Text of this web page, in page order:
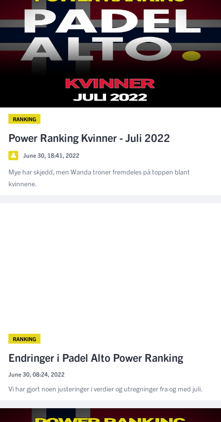
RANKING
Power Ranking Kvinner - Juli 2022
👤 June 30, 18:41, 2022
Mye har skjedd, men Wanda troner fremdeles på toppen blant
kvinnene.
RANKING
Endringer i Padel Alto Power Ranking
June 30, 08:24, 2022
Vi har gjort noen justeringer i verdier og utregninger fra og med juli.